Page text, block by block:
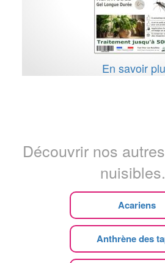
En savoir
Découvrir nos
Acariens
Anthrène des